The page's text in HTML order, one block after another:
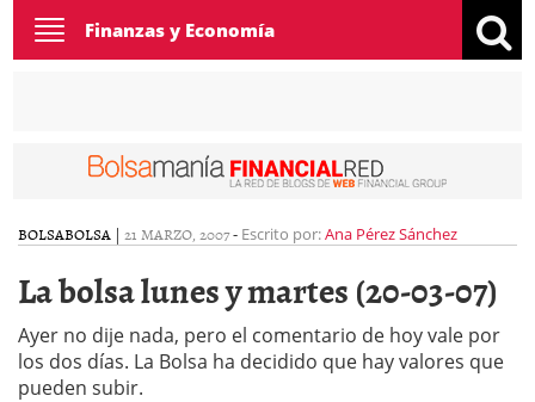
Toggle
navigation
Finanzas y Economía
BOLSABOLSA | 21 MARZO, 2007- Escrito por:Ana Pérez Sánchez
La bolsa lunes y martes (20-03-07)
Ayer no dije nada, pero el comentario de hoy vale por
los dos días. La Bolsa ha decidido que hay valores que
pueden subir.